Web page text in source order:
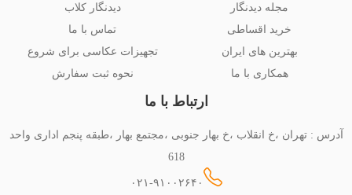
مجله دیدنگار
خرید اقساطی
بهترین های ایران
همکاری با ما
دیدنگار کلاب
تماس با ما
تجهیزات عکاسی برای شروع
نحوه ثبت سفارش
ارتباط با ما
آدرس : تهران ،خ انقلاب ،خ بهار جنوبی ،مجتمع بهار ،طبقه پنجم اداری واحد
618
۰۲۱-۹۱۰۰۲۶۴۰